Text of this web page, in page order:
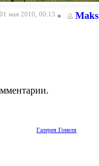
01 мая 2010, 00:13 Maks
Галерея Гомеля